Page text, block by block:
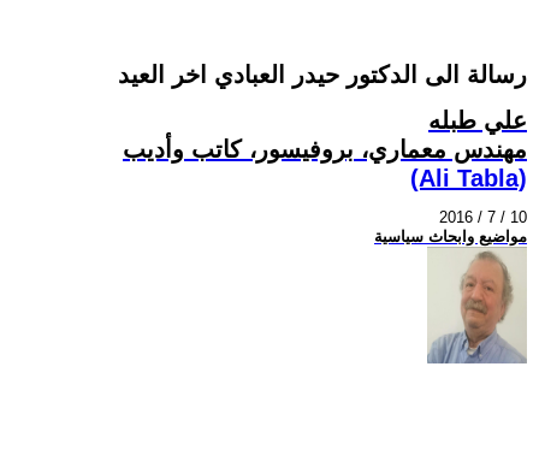
رسالة الى الدكتور حيدر العبادي اخر العيد
علي طبله
مهندس معماري، بروفيسور، كاتب وأديب
(Ali Tabla)
2016 / 7 / 10
مواضيع وابحاث سياسية